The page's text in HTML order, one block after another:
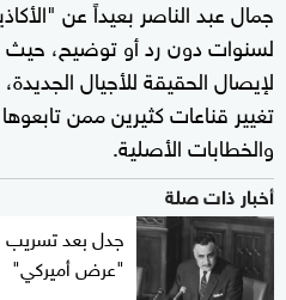
جمال عبد الناصر بعيداً عن
لسنوات دون رد أو توضيح، حيث
لإيصال الحقيقة للأجيال
تغيير قناعات كثيرين ممن
والخطابات الأصلية.
أخبار ذات صلة
جدل بعد تسريب
"عرض أميركي"